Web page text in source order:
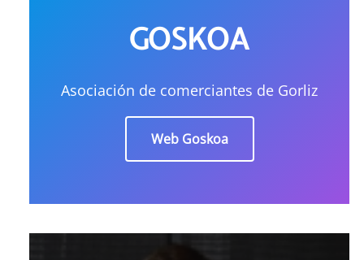
GOSKOA
Asociación de comerciantes de Gorliz
Web Goskoa